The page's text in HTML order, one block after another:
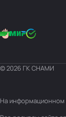
© 2026 ГК СНАМИ
На